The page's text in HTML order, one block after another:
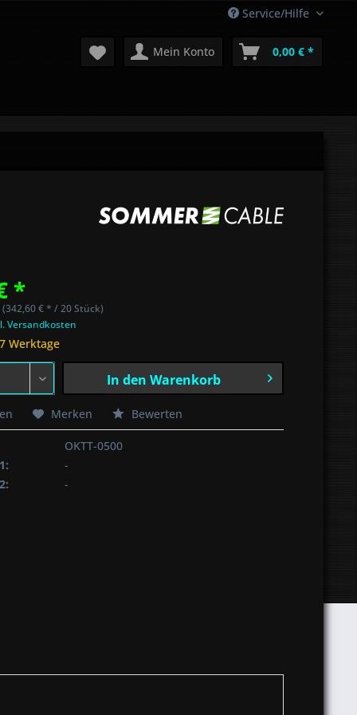
Service/Hilfe
Mein Konto 0,00 € *
*
€ * / 20 Stück)
Versandkosten
Werktage
In den Warenkorb
Merken Bewerten
OKTT-0500
-
-